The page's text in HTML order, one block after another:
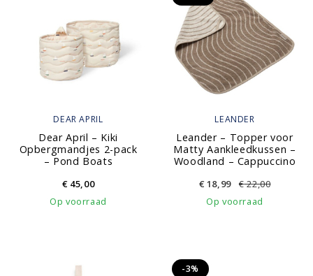
DEAR APRIL
Dear April – Kiki
Opbergmandjes 2-pack
– Pond Boats
€45,00
Op voorraad
LEANDER
Leander – Topper voor
Matty Aankleedkussen –
Woodland – Cappuccino
€ 18,99 €22,00
Op voorraad
-3%